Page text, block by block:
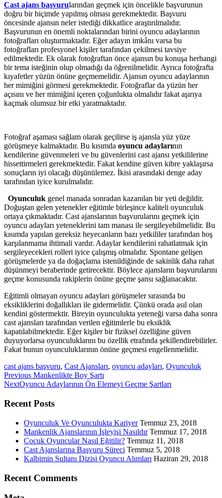
Cast ajans başvurularından geçmek için öncelikle başvurunun
doğru bir biçimde yapılmış olması gerekmektedir. Başvuru
öncesinde ajansın neler istediği dikkatlice araştırılmalıdır.
Başvurunun en önemli noktalarından birini oyuncu adaylarının
fotoğrafları oluşturmaktadır. Eğer adayın imkânı varsa bu
fotoğrafları profesyonel kişiler tarafından çekilmesi tavsiye
edilmektedir. Ek olarak fotoğraftan önce ajansın bu konuşa herhangi
bir tema isteğinin olup olmadığı da öğrenilmelidir. Ayrıca fotoğrafta
kıyafetler yüzün önüne geçmemelidir. Ajansın oyuncu adaylarının
her mimiğini görmesi gerekmektedir. Fotoğraflar da yüzün her
açısını ve her mimiğini içeren çoğunlukta olmalıdır fakat aşırıya
kaçmak olumsuz bir etki yaratmaktadır.
Fotoğraf aşaması sağlam olarak geçilirse iş ajansla yüz yüze
görüşmeye kalmaktadır. Bu kısımda oyuncu adaylarının
kendilerine güvenmeleri ve bu güvenlerini cast ajansı yetkililerine
hissettirmeleri gerekmektedir. Fakat kendine güven kibre yaklaşırsa
sonuçların iyi olacağı düşünülemez. İkisi arasındaki denge aday
tarafından iyice kurulmalıdır.
Oyunculuk genel manada sonradan kazanılan bir yeti değildir.
Doğuştan gelen yetenekler eğitimle birleşince kaliteli oyunculuk
ortaya çıkmaktadır. Cast ajanslarının başvurularını geçmek için
oyuncu adayları yeteneklerini tam manası ile sergileyebilmelidir. Bu
kısımda yapılan gereksiz heyecanların bazı yetkililer tarafından hoş
karşılanmama ihtimali vardır. Adaylar kendilerini rahatlatmak için
sergileyecekleri rolleri iyice çalışmış olmalıdır. Spontane gelişen
görüşmelerde ya da doğaçlama istenildiğinde de sakinlik daha rahat
düşünmeyi beraberinde getirecektir. Böylece ajansların başvurularını
geçme konusunda rakiplerin önüne geçme şansı sağlanacaktır.
Eğitimli olmayan oyuncu adayları görüşmeler sırasında bu
eksikliklerini doğallıkları ile gidermelidir. Çünkü orada asıl olan
kendini göstermektir. Bireyin oyunculukta yeteneği varsa daha sonra
cast ajansları tarafından verilen eğitimlerle bu eksiklik
kapatılabilmektedir. Eğer kişiler bir fiziksel özelliğine güven
duyuyorlarsa oyunculuklarını bu özellik etrafında şekillendirebilirler.
Fakat bunun oyunculuklarının önüne geçmesi engellenmelidir.
cast ajans başvuru, Cast Ajansları, oyuncu adayları, Oyunculuk
PreviousPrevious
post:
Mankenlikte Boy Şartı
NextNext
Oyuncu Adaylarının Ön Elemeyi Geçme Şartları
Recent Posts
Oyunculuk Ve Oyunculukta Kariyer Temmuz 23, 2018
Mankenlik Ajanslarının İşleyişi Nasıldır Temmuz 17, 2018
Çocuk Oyuncular Nasıl Eğitilir? Temmuz 11, 2018
Cast Ajanslarına Başvuru Süreci Temmuz 5, 2018
Kalbimin Sultanı Dizisi Oyuncu Alımları Haziran 29, 2018
Recent Comments